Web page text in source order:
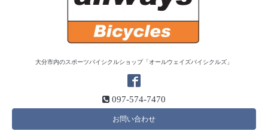
大分市内のスポーツバイシクルショップ「オールウェイズバイシクルズ」
097-574-7470
お問い合わせ